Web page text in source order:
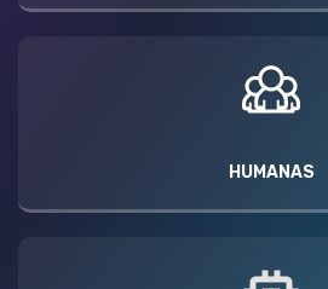
HUMANAS